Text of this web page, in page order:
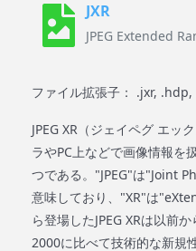
JXR
JPEG Extended
ファイル拡張子： .jxr,
JPEG XR（ジェイペグ エッ
ラやPC上などで画像情報を
つである。"JPEG"は"Joint
意味しており、"XR"は
ら登場したJPEG XRは以前
2000に比べて技術的な新規